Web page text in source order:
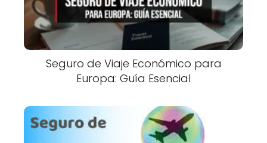
Seguro de Viaje Económico para
Europa: Guía Esencial